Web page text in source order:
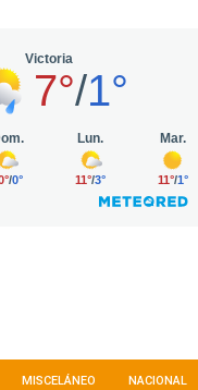
MISCELÁNEO NACIONAL